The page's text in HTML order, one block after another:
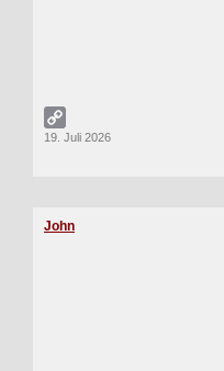
Email
Copy
19. Juli 2026
John